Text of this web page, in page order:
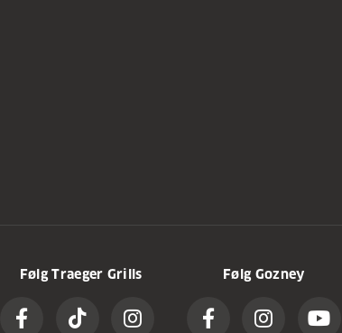
Følg Traeger Grills Følg Gozney